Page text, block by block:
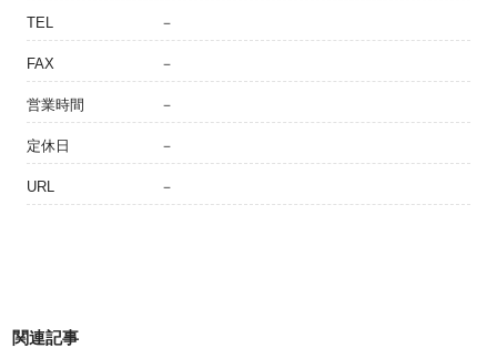
TEL －
FAX －
営業時間 －
定休日 －
URL －
関連記事